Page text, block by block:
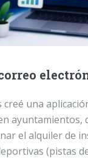
creé una
ayuntamientos,
el alquiler de
(pistas